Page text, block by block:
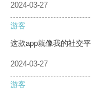
2024-03-27
游客
这款app就像我的社交
2024-03-27
游客